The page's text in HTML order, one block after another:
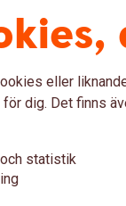
eller
dig. Det finns
statistik